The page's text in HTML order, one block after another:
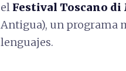
el Festival Toscano
Antigua), un programa
lenguajes.